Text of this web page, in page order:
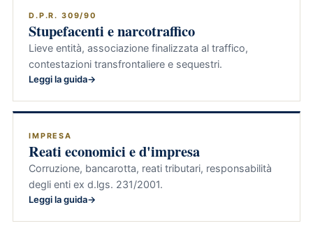
D.P.R. 309/90
Stupefacenti e narcotraffico
Lieve entità, associazione finalizzata al traffico,
contestazioni transfrontaliere e sequestri.
Leggi la guida
IMPRESA
Reati economici e d'impresa
Corruzione, bancarotta, reati tributari, responsabilità
degli enti ex d.lgs. 231/2001.
Leggi la guida